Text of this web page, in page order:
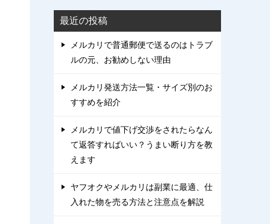
最近の投稿
メルカリで普通郵便で送るのはトラブ
ルの元、お勧めしない理由
メルカリ発送方法一覧・サイズ別のお
すすめを紹介
メルカリで値下げ交渉をされたらなん
て返答すればいい？うまい断り方を教
えます
ヤフオクやメルカリは副業に最適、仕
入れた物を売る方法と注意点を解説